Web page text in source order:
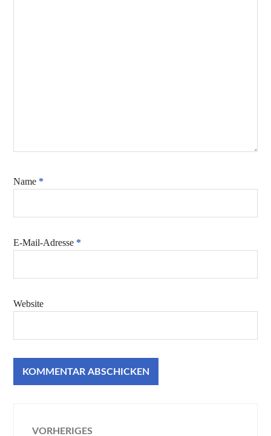
Name *
E-Mail-Adresse *
Website
VORHERIGES